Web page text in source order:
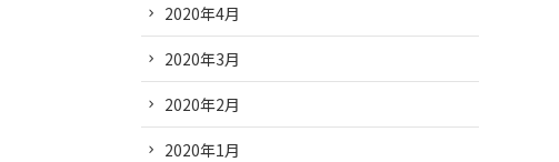
2020年4月
2020年3月
2020年2月
2020年1月